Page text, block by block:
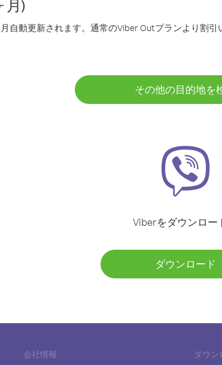
月)
自動更新されます。通常のViber Outプランより割
その他の目的地を
Viberをダウンロー
ダウンロード
会社情報 ダウン